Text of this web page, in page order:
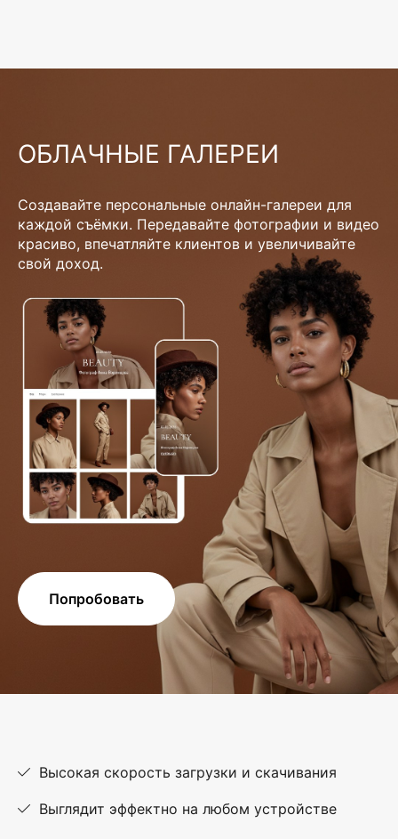
ОБЛАЧНЫЕ ГАЛЕРЕИ
Создавайте персональные онлайн-галереи для
каждой съёмки. Передавайте фотографии и видео
красиво, впечатляйте клиентов и увеличивайте
свой доход.
Попробовать
Высокая скорость загрузки и скачивания
Выглядит эффектно на любом устройстве